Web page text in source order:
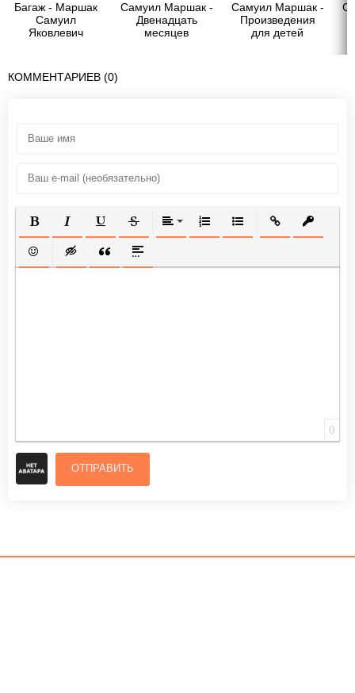
Багаж - Маршак
Самуил
Яковлевич
Самуил Маршак -
Двенадцать
месяцев
Самуил Маршак -
Произведения
для детей
КОММЕНТАРИЕВ (0)
ПОЛУЖИРНЫЙ
КУРСИВПОДЧЕРКНУТЫЙ
ЗАЧЕРКНУТЫЙВЫРАВНИВАНИЕ
НУМЕРОВАННЫЙ СПИСОК
МАРКИРОВАННЫЙ
ВСТАВИТЬ
ВСТАВИТЬ СМАЙЛИК
ВСТАВКА СКРЫТОГО ТЕКСТА
ВСТАВКА ЦИТАТЫ
ВСТАВКА СПОЙЛЕРА
0
ОТПРАВИТЬ